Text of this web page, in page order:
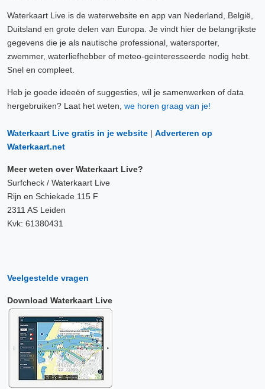
Waterkaart Live is de waterwebsite en app van Nederland, België,
Duitsland en grote delen van Europa. Je vindt hier de belangrijkste
gegevens die je als nautische professional, watersporter,
zwemmer, waterliefhebber of meteo-geïnteresseerde nodig hebt.
Snel en compleet.
Heb je goede ideeën of suggesties, wil je samenwerken of data
hergebruiken? Laat het weten, we horen graag van je!
Waterkaart Live gratis in je website | Adverteren op
Waterkaart.net
Meer weten over Waterkaart Live?
Surfcheck / Waterkaart Live
Rijn en Schiekade 115 F
2311 AS Leiden
Kvk: 61380431
Veelgestelde vragen
Download Waterkaart Live